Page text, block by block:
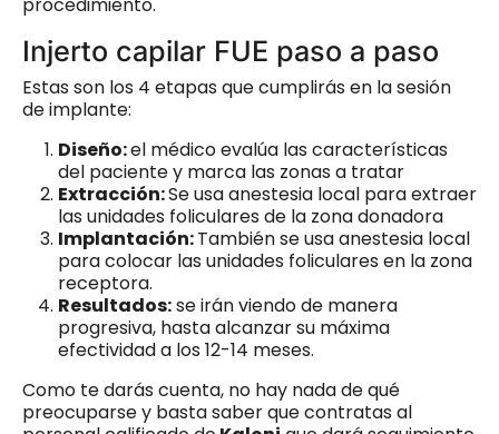
procedimiento.
Injerto capilar FUE paso a paso
Estas son los 4 etapas que cumplirás en la sesión
de implante:
Diseño:el médico evalúa las características
del paciente y marca las zonas a tratar
Extracción:Se usa anestesia local para extraer
las unidades foliculares de la zona donadora
Implantación:También se usa anestesia local
para colocar las unidades foliculares en la zona
receptora.
Resultados:se irán viendo de manera
progresiva, hasta alcanzar su máxima
efectividad a los 12-14 meses.
Como te darás cuenta, no hay nada de qué
preocuparse y basta saber que contratas al